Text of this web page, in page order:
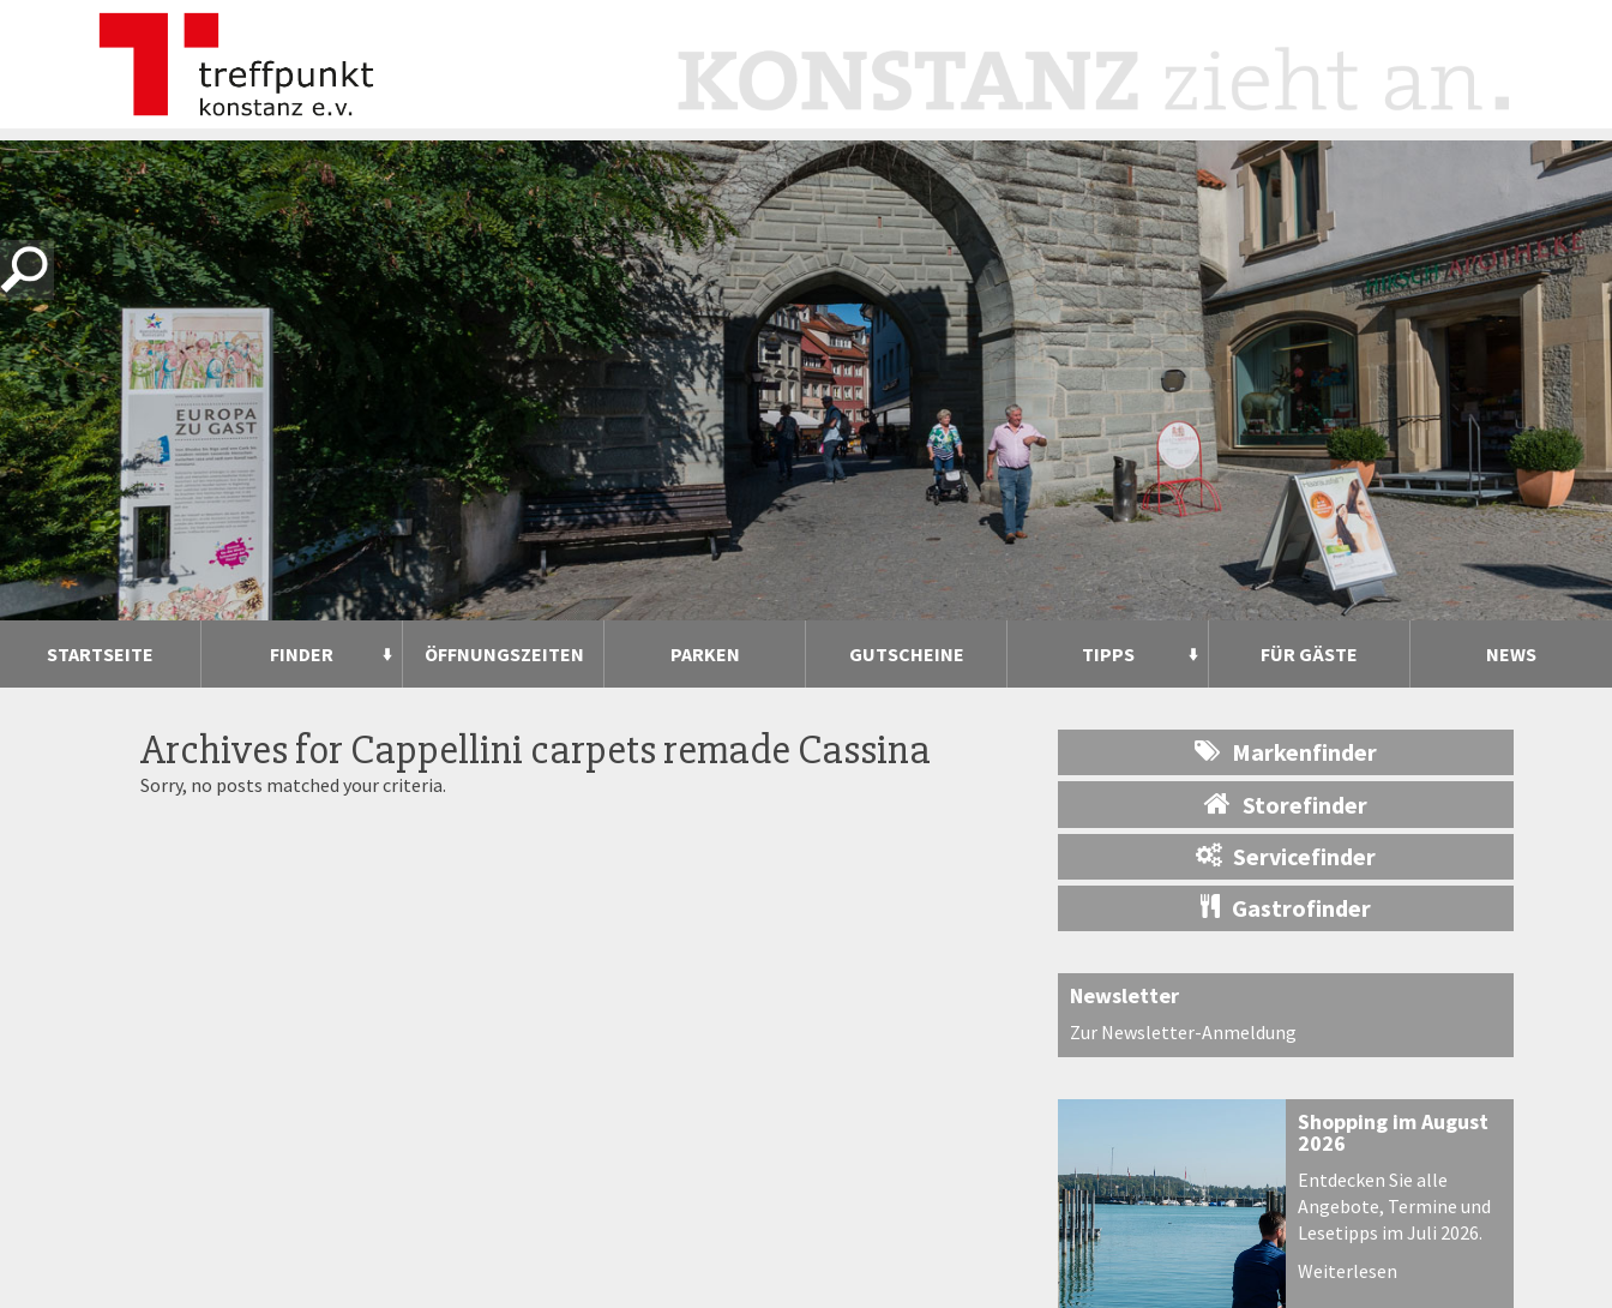
STARTSEITE FINDER ÖFFNUNGSZEITEN PARKEN GUTSCHEINE TIPPS FÜR GÄSTE NEWS
Archives for Cappellini carpets remade Cassina
Sorry, no posts matched your criteria.
Markenfinder
Storefinder
Servicefinder
Gastrofinder
Newsletter
Zur Newsletter-Anmeldung
Shopping im August
2026
Entdecken Sie alle
Angebote, Termine und
Lesetipps im Juli 2026.
Weiterlesen